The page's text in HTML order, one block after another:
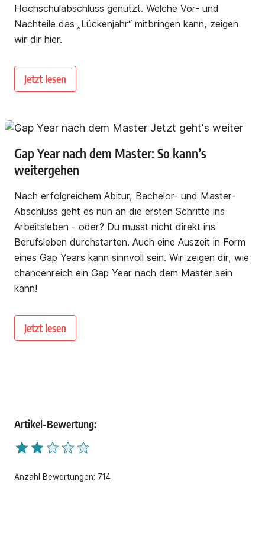
Hochschulabschluss genutzt. Welche Vor- und
Nachteile das „Lückenjahr“ mitbringen kann, zeigen
wir dir hier.
Jetzt lesen
Gap Year nach dem Master: So kann’s
weitergehen
Nach erfolgreichem Abitur, Bachelor- und Master-
Abschluss geht es nun an die ersten Schritte ins
Arbeitsleben - oder? Du musst nicht direkt ins
Berufsleben durchstarten. Auch eine Auszeit in Form
eines Gap Years kann sinnvoll sein. Wir zeigen dir, wie
chancenreich ein Gap Year nach dem Master sein
kann!
Jetzt lesen
Artikel-Bewertung:
Anzahl Bewertungen: 714